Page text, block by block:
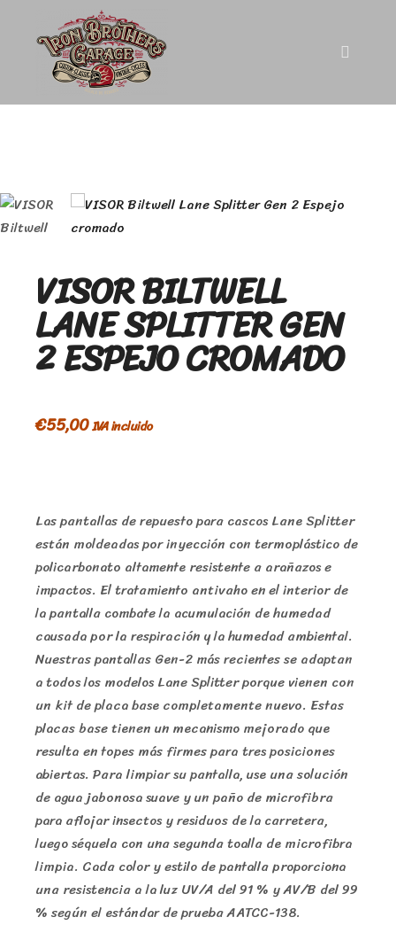
VISOR BILTWELL
LANE SPLITTER GEN
2 ESPEJO CROMADO
€55,00IVA incluido
Las pantallas de repuesto para cascos Lane Splitter
están moldeadas por inyección con termoplástico de
policarbonato altamente resistente a arañazos e
impactos. El tratamiento antivaho en el interior de
la pantalla combate la acumulación de humedad
causada por la respiración y la humedad ambiental.
Nuestras pantallas Gen-2 más recientes se adaptan
a todos los modelos Lane Splitter porque vienen con
un kit de placa base completamente nuevo. Estas
placas base tienen un mecanismo mejorado que
resulta en topes más firmes para tres posiciones
abiertas. Para limpiar su pantalla, use una solución
de agua jabonosa suave y un paño de microfibra
para aflojar insectos y residuos de la carretera,
luego séquela con una segunda toalla de microfibra
limpia. Cada color y estilo de pantalla proporciona
una resistencia a la luz UV/A del 91 % y AV/B del 99
% según el estándar de prueba AATCC-138.